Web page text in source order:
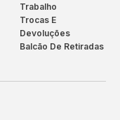
Trabalho
Trocas E
Devoluções
Balcão De Retiradas